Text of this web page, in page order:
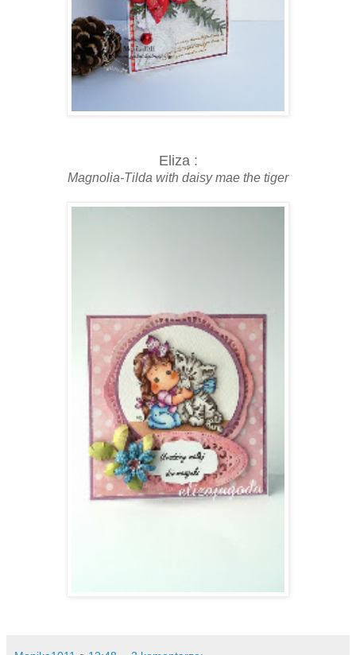
Eliza :
Magnolia-Tilda with daisy mae the tiger